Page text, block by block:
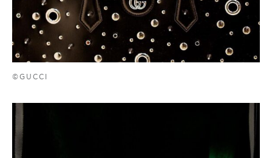
©GUCCI